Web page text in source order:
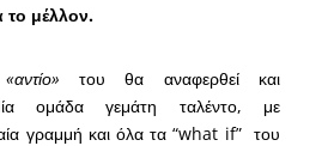
το μέλλον.
«αντίο» του θα αναφερθεί και
ομάδα γεμάτη ταλέντο, με
γραμμή και όλα τα “what if” του